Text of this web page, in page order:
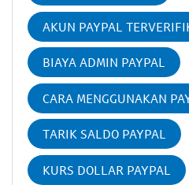
AKUN PAYPAL
BIAYA ADMIN PAYPAL
CARA MENGGUNAKAN
TARIK SALDO PAYPAL
KURS DOLLAR PAYPAL